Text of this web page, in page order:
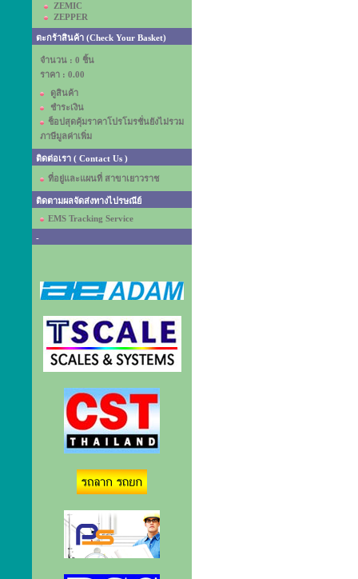
ZEMIC
ZEPPER
ตะกร้าสินค้า (Check Your Basket)
จำนวน : 0 ชิ้น
ราคา : 0.00
ดูสินค้า
ชำระเงิน
ช็อปสุดคุ้มราคาโปรโมรชั่นยังไม่รวม
ภาษีมูลค่าเพิ่ม
ติดต่อเรา ( Contact Us )
ที่อยู่และแผนที่ สาขาเยาวราช
ติดตามผลจัดส่งทางไปรษณีย์
EMS Tracking Service
-